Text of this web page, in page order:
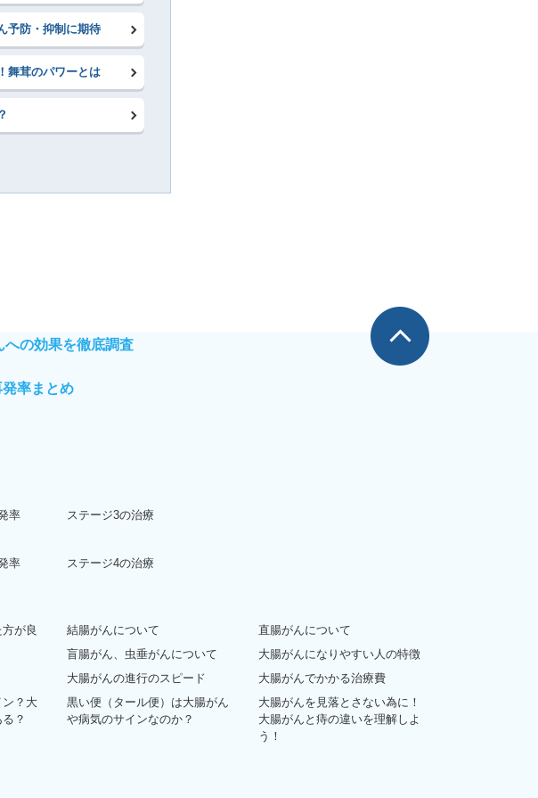
予防・抑制に期待
舞茸のパワーとは
への効果を徹底調査
率まとめ
率
ステージ3の治療
率 ステージ4の治療
が良
結腸がんについて
直腸がんについて
盲腸がん、虫垂がんについて
大腸がんになりやすい人の特徴
大腸がんの進行のスピード
大腸がんでかかる治療費
ン？大
？
黒い便（タール便）は大腸がん
や病気のサインなのか？
大腸がんを見落とさない為に！
大腸がんと痔の違いを理解しよ
う！